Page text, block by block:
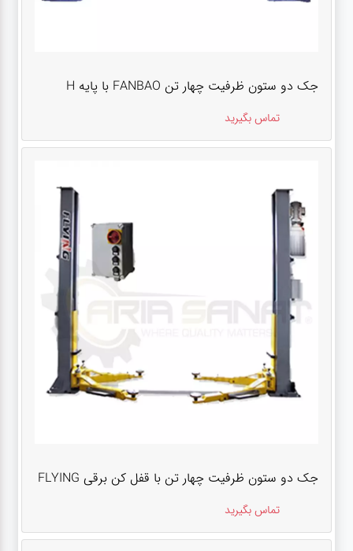
جک دو ستون ظرفیت چهار تن FANBAO با پایه H
تماس بگیرید
جک دو ستون ظرفیت چهار تن با قفل کن برقی FLYING
تماس بگیرید